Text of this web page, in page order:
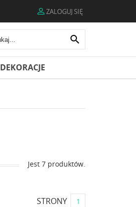
ZALOGUJ SIĘ

DEKORACJE
Jest 7 produktów.
STRONY 1